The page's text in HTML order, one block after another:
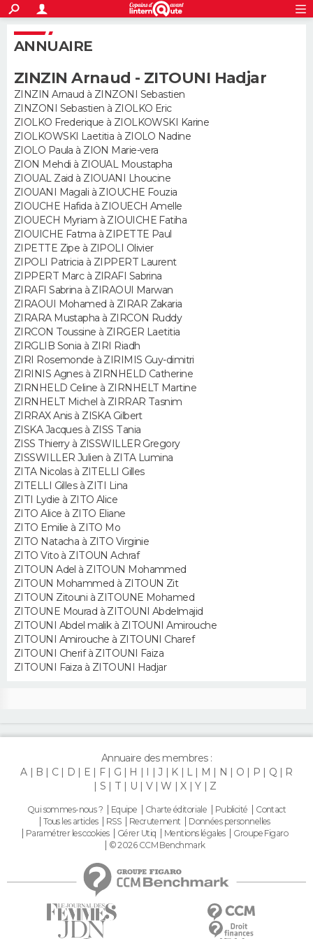
ACTUALITÉS
Politique
Société
Faits Divers
Education
Monde
Villes
+
SPORT
Coupe du monde 2026
Football
Tennis
Cyclisme
Rugby
Forum
CULTURE
Programme TV
TNTStreaming
Cinéma
Sorties cinéma
Musique
+
FINANCE
Retraite
Impôts
Epargne
Immobilier
Risques naturels par ville
Banque
Assurance
Crédit
AUTO
Essais
Réserver un essai
Citadines
Berlines
SUV
Forum auto
+
HIGH-TECH
Mobiles
Meilleur smartphone
Internet
Ordinateurs
Jeux vidéo
Guide high-tech
+
BRICOLAGE
Forum
Aménagement intérieur
Extérieur
Cuisine
Salle de bains
Jardinage
Rangement
WEEK-END
Guides de France
Escapades
Patrimoine
Expositions
Musées
Week-end nature
+
LIFESTYLE
Art de vivre
Bien-être
Loisirs
Mode
Modes de vie
SANTE
Alimentation
Guide de la santé
Maladies
Médicaments
Sommeil
VOYAGE
Destinations
City break
Voyage nature
Voyage de noces
Forum
Climat
+
PHOTO
GUIDES D'ACHAT
BONS PLANS
CARTE DE VOEUX
Carte de Noël
Carte Bonne année
Carte Saint-Valentin
Carte Pâques
Carte d'anniversaire
DICTIONNAIRE
Dictionnaire
Biographies
Citations
Expressions
Proverbes
PROGRAMME TV
COPAINS D'AVANT
S'inscrire
Se connecter
Lycées
Collèges
Primaires
Universités
Entreprises
Service militaire
Avis de recherche
AVIS DE DÉCÈS
FORUM
Bricolage
Lifestyle
Culture
Sport
Auto
Television
Voyage
Cinema
S'inscrire
Connexion
ANNUAIRE
ZINZIN Arnaud - ZITOUNI Hadjar
ZINZIN Arnaud à ZINZONI Sebastien
ZINZONI Sebastien à ZIOLKO Eric
ZIOLKO Frederique à ZIOLKOWSKI Karine
ZIOLKOWSKI Laetitia à ZIOLO Nadine
ZIOLO Paula à ZION Marie-vera
ZION Mehdi à ZIOUAL Moustapha
ZIOUAL Zaid à ZIOUANI Lhoucine
ZIOUANI Magali à ZIOUCHE Fouzia
ZIOUCHE Hafida à ZIOUECH Amelle
ZIOUECH Myriam à ZIOUICHE Fatiha
ZIOUICHE Fatma à ZIPETTE Paul
ZIPETTE Zipe à ZIPOLI Olivier
ZIPOLI Patricia à ZIPPERT Laurent
ZIPPERT Marc à ZIRAFI Sabrina
ZIRAFI Sabrina à ZIRAOUI Marwan
ZIRAOUI Mohamed à ZIRAR Zakaria
ZIRARA Mustapha à ZIRCON Ruddy
ZIRCON Toussine à ZIRGER Laetitia
ZIRGLIB Sonia à ZIRI Riadh
ZIRI Rosemonde à ZIRIMIS Guy-dimitri
ZIRINIS Agnes à ZIRNHELD Catherine
ZIRNHELD Celine à ZIRNHELT Martine
ZIRNHELT Michel à ZIRRAR Tasnim
ZIRRAX Anis à ZISKA Gilbert
ZISKA Jacques à ZISS Tania
ZISS Thierry à ZISSWILLER Gregory
ZISSWILLER Julien à ZITA Lumina
ZITA Nicolas à ZITELLI Gilles
ZITELLI Gilles à ZITI Lina
ZITI Lydie à ZITO Alice
ZITO Alice à ZITO Eliane
ZITO Emilie à ZITO Mo
ZITO Natacha à ZITO Virginie
ZITO Vito à ZITOUN Achraf
ZITOUN Adel à ZITOUN Mohammed
ZITOUN Mohammed à ZITOUN Zit
ZITOUN Zitouni à ZITOUNE Mohamed
ZITOUNE Mourad à ZITOUNI Abdelmajid
ZITOUNI Abdel malik à ZITOUNI Amirouche
ZITOUNI Amirouche à ZITOUNI Charef
ZITOUNI Cherif à ZITOUNI Faiza
ZITOUNI Faiza à ZITOUNI Hadjar
Annuaire des membres :
A
B C D E F G H I J K L M N O P Q
R
S
T U V W X Y Z
Qui sommes-nous ? Equipe Charte éditoriale Publicité
Contact
Tous les articles
RSS Recrutement
Données personnelles
Paramétrer les cookies
Gérer Utiq Mentions légales
Groupe Figaro
© 2026 CCM Benchmark